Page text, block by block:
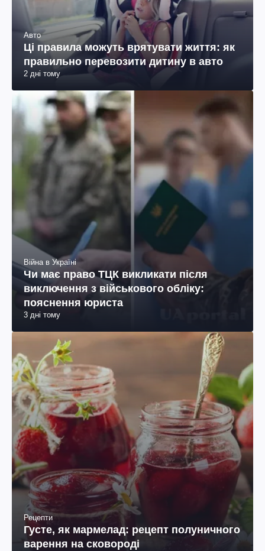
Авто
Ці правила можуть врятувати життя: як
правильно перевозити дитину в авто
2 дні тому
Війна в Україні
Чи має право ТЦК викликати після
виключення з військового обліку:
пояснення юриста
3 дні тому
Рецепти
Густе, як мармелад: рецепт полуничного
варення на сковороді